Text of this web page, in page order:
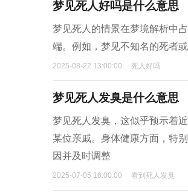
梦见死人好吗是什么意思
梦见死人的情景在梦境解析中
端。例如，梦见不知名的死者
2025-08-22 13:00:00 死人好吗
梦见死人发臭是什么意思
梦见死人发臭，这似乎预示着
某位亲戚。身体健康方面，特
因并及时调整
2025-07-05 16:00:00 看到死人发臭